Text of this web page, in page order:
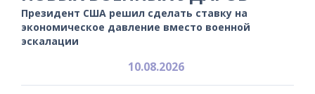
Президент США решил сделать ставку на
экономическое давление вместо военной
эскалации
10.08.2026